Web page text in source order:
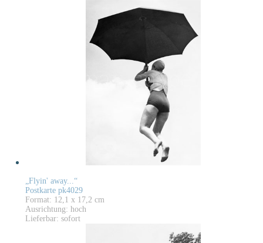
„Flyin' away...“
Postkarte pk4029
Format: 12,1 x 17,2 cm
Ausrichtung: hoch
Lieferbar: sofort